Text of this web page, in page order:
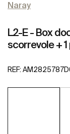
Naray
L2-E - Box
scorrevole +
REF: